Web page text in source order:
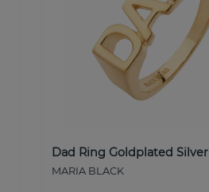
Dad Ring Goldplated Silver
MARIA BLACK